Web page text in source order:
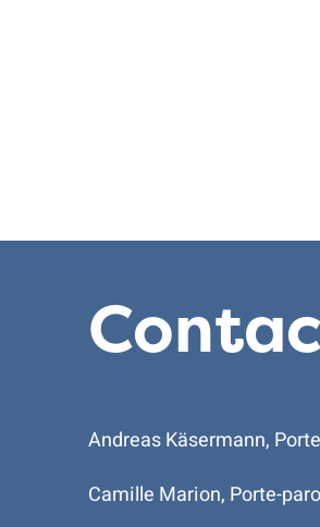
Andreas Käsermann,
Camille Marion, Porte-